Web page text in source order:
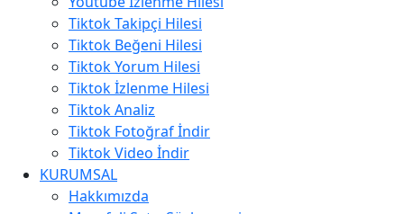
Tiktok Takipçi Hilesi
Tiktok Beğeni Hilesi
Tiktok Yorum Hilesi
Tiktok İzlenme Hilesi
Tiktok Analiz
Tiktok Fotoğraf İndir
Tiktok Video İndir
KURUMSAL
Hakkımızda